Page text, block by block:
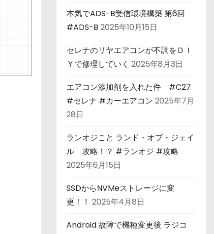
本気でADS-B受信環境構築 第6回
#ADS-B 2025年10月15日
セレナのリヤエアコンが不調をＤＩ
Ｙで修理していく 2025年8月3日
エアコン添加剤を入れた件 #C27
#セレナ #カーエアコン 2025年7月
28日
ランオジこと ランド・オブ・ジェイ
ル 攻略！？ #ランオジ #攻略
2025年6月15日
SSDからNVMeストレージに変
更！！ 2025年4月8日
Android 故障で機種変更後 ラジコ